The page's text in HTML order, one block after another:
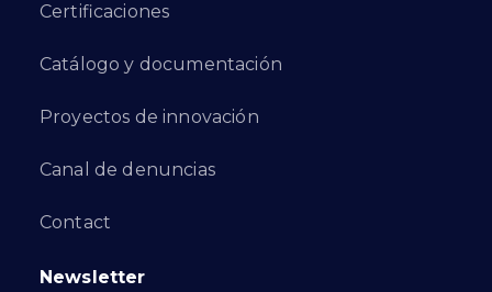
Certificaciones
Catálogo y documentación
Proyectos de innovación
Canal de denuncias
Contact
Newsletter